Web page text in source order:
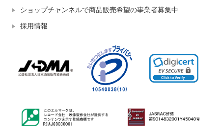
ショップチャンネルで商品販売希望の事業者募集中
採用情報